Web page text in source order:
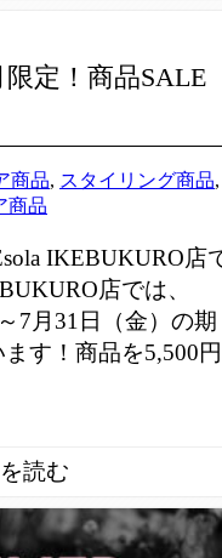
限定！商品SALE
商品, スタイリング商品,
商品
IKEBUKURO店
店では、
7月31日（金）の期
す！商品を5,500円